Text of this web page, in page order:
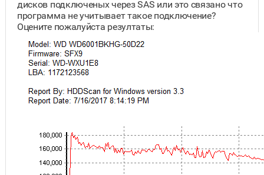
дисков подключеных через SAS или это связано что
программа не учитывает такое подключение?
Оцените пожалуйста резултаты: